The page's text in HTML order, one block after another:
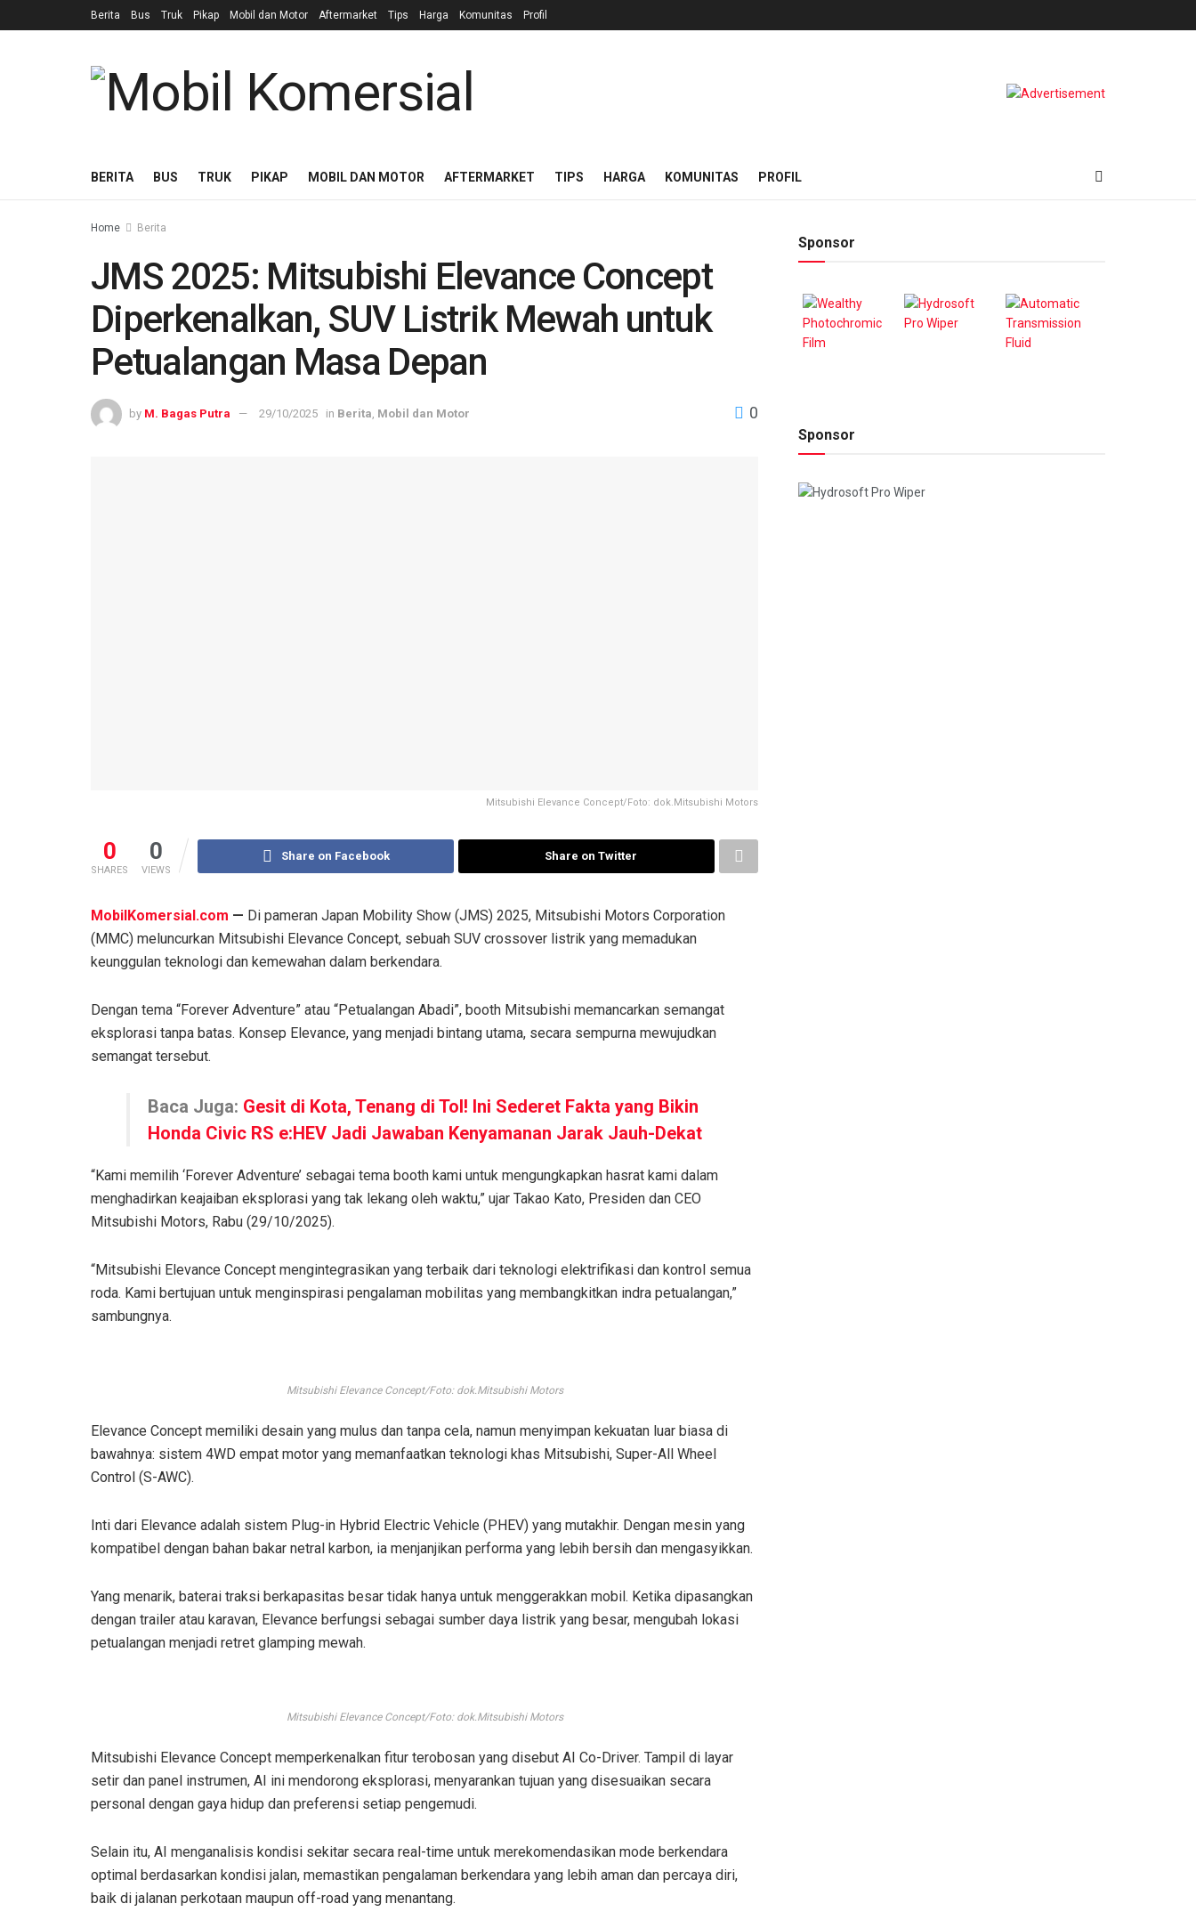
Berita Bus Truk Pikap Mobil dan Motor Aftermarket Tips Harga Komunitas Profil
BERITA BUS TRUK PIKAP MOBIL DAN MOTOR AFTERMARKET TIPS HARGA KOMUNITAS PROFIL
Home Berita
JMS 2025: Mitsubishi Elevance Concept
Diperkenalkan, SUV Listrik Mewah untuk
Petualangan Masa Depan
by M. Bagas Putra 29/10/2025 in Berita Mobil dan Motor 0
Mitsubishi Elevance Concept/Foto: dok.Mitsubishi Motors
0
SHARES
0
VIEWS
Share on Facebook Share on Twitter
MobilKomersial.com — Di pameran Japan Mobility Show (JMS) 2025, Mitsubishi Motors Corporation
(MMC) meluncurkan Mitsubishi Elevance Concept, sebuah SUV crossover listrik yang memadukan
keunggulan teknologi dan kemewahan dalam berkendara.
Dengan tema “Forever Adventure” atau “Petualangan Abadi”, booth Mitsubishi memancarkan semangat
eksplorasi tanpa batas. Konsep Elevance, yang menjadi bintang utama, secara sempurna mewujudkan
semangat tersebut.
Baca Juga: Gesit di Kota, Tenang di Tol! Ini Sederet Fakta yang Bikin
Honda Civic RS e:HEV Jadi Jawaban Kenyamanan Jarak Jauh-Dekat
“Kami memilih ‘Forever Adventure’ sebagai tema booth kami untuk mengungkapkan hasrat kami dalam
menghadirkan keajaiban eksplorasi yang tak lekang oleh waktu,” ujar Takao Kato, Presiden dan CEO
Mitsubishi Motors, Rabu (29/10/2025).
“Mitsubishi Elevance Concept mengintegrasikan yang terbaik dari teknologi elektrifikasi dan kontrol semua
roda. Kami bertujuan untuk menginspirasi pengalaman mobilitas yang membangkitkan indra petualangan,”
sambungnya.
Mitsubishi Elevance Concept/Foto: dok.Mitsubishi Motors
Elevance Concept memiliki desain yang mulus dan tanpa cela, namun menyimpan kekuatan luar biasa di
bawahnya: sistem 4WD empat motor yang memanfaatkan teknologi khas Mitsubishi, Super-All Wheel
Control (S-AWC).
Inti dari Elevance adalah sistem Plug-in Hybrid Electric Vehicle (PHEV) yang mutakhir. Dengan mesin yang
kompatibel dengan bahan bakar netral karbon, ia menjanjikan performa yang lebih bersih dan mengasyikkan.
Yang menarik, baterai traksi berkapasitas besar tidak hanya untuk menggerakkan mobil. Ketika dipasangkan
dengan trailer atau karavan, Elevance berfungsi sebagai sumber daya listrik yang besar, mengubah lokasi
petualangan menjadi retret glamping mewah.
Mitsubishi Elevance Concept/Foto: dok.Mitsubishi Motors
Mitsubishi Elevance Concept memperkenalkan fitur terobosan yang disebut AI Co-Driver. Tampil di layar
setir dan panel instrumen, AI ini mendorong eksplorasi, menyarankan tujuan yang disesuaikan secara
personal dengan gaya hidup dan preferensi setiap pengemudi.
Selain itu, AI menganalisis kondisi sekitar secara real-time untuk merekomendasikan mode berkendara
optimal berdasarkan kondisi jalan, memastikan pengalaman berkendara yang lebih aman dan percaya diri,
baik di jalanan perkotaan maupun off-road yang menantang.
Sponsor
Sponsor